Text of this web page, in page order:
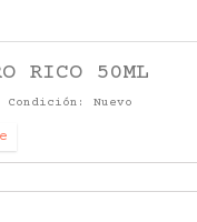
RICO 50ML
Condición: Nuevo